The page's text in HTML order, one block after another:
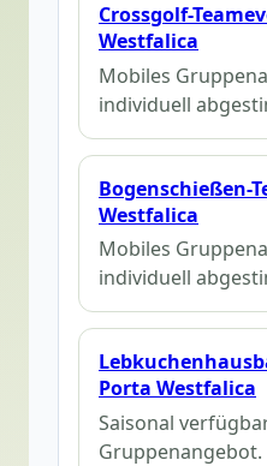
Crossgolf-
Westfalica
Mobiles
individuell
Bogenschießen-
Westfalica
Mobiles
individuell
Porta Westfalica
Saisonal
Gruppenangebot.